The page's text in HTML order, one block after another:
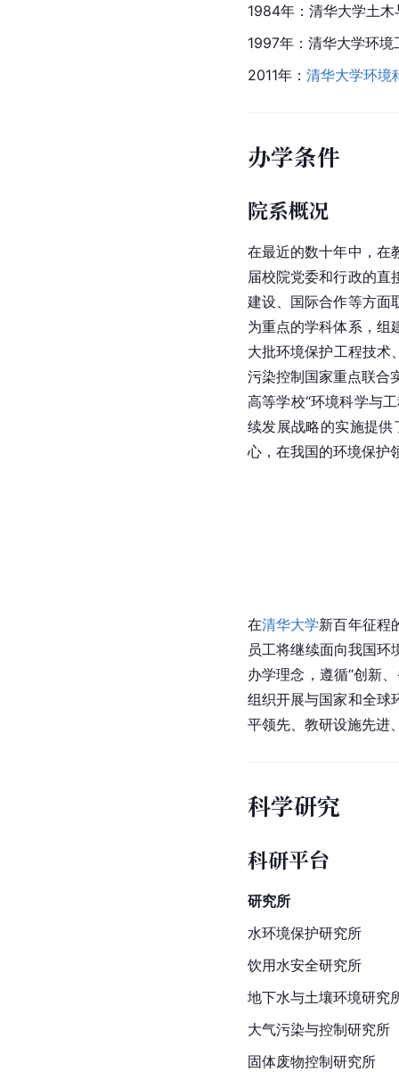
1984年：清华大学土
1997年：清华大学环境
2011年： 清华大学环境
办学条件
院系概况
在最近的数十年中，在
届校院党委和行政的直
建设、国际合作等方面
为重点的学科体系，组
大批环境保护工程技术
污染控制国家重点联合
高等学校“环境科学与
续发展战略的实施提
心，在我国的环境保护
在清华大学新百年征程
员工将继续面向我国环
办学理念，遵循“创新
组织开展与国家和全球
平领先、教研设施先进
科学研究
科研平台
研究所
水环境保护研究所
饮用水安全研究所
地下水与土壤环境研究
大气污染与控制研究所
固体废物控制研究所